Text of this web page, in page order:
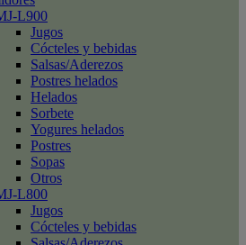
L900
Jugos
Cócteles y bebidas
Salsas/Aderezos
Postres helados
Helados
Sorbete
Yogures helados
Postres
Sopas
Otros
L800
Jugos
Cócteles y bebidas